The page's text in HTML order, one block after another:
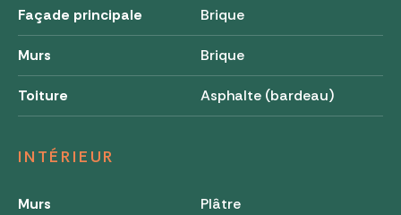
Façade principale Brique
Murs Brique
Toiture Asphalte (bardeau)
INTÉRIEUR
Murs Plâtre